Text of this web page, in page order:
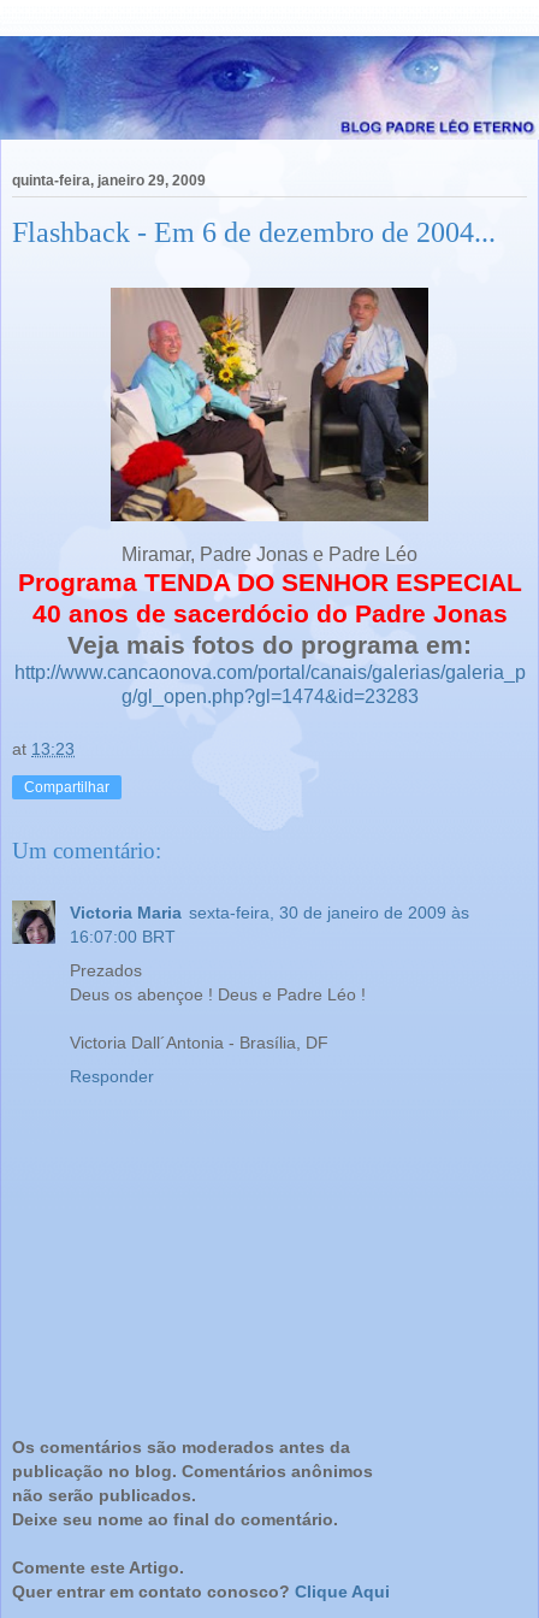
quinta-feira, janeiro 29, 2009
Flashback - Em 6 de dezembro de 2004...
Miramar, Padre Jonas e Padre Léo
Programa TENDA DO SENHOR ESPECIAL
40 anos de sacerdócio do Padre Jonas
Veja mais fotos do programa em:
http://www.cancaonova.com/portal/canais/galerias/galeria_p
g/gl_open.php?gl=1474&id=23283
at 13:23
Compartilhar
Um comentário:
Victoria Maria sexta-feira, 30 de janeiro de 2009 às
16:07:00 BRT
Prezados
Deus os abençoe ! Deus e Padre Léo !
Victoria Dall´Antonia - Brasília, DF
Responder
Os comentários são moderados antes da
publicação no blog. Comentários anônimos
não serão publicados.
Deixe seu nome ao final do comentário.
Comente este Artigo.
Quer entrar em contato conosco? Clique Aqui